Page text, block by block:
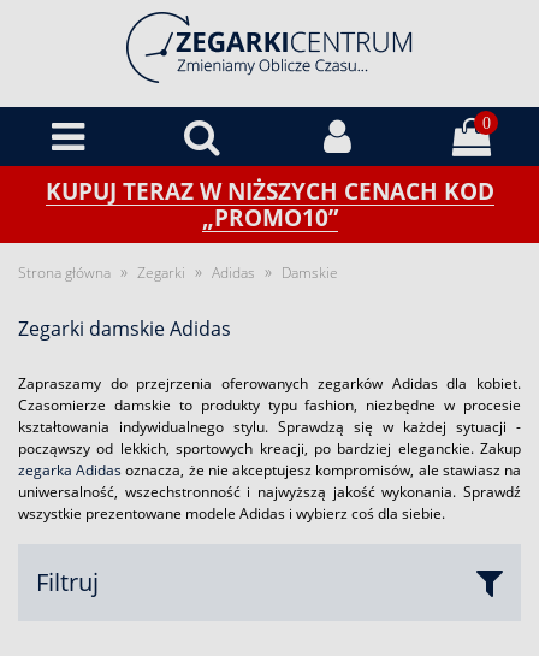
0
KUPUJ TERAZ W NIŻSZYCH CENACH KOD
„PROMO10”
Strona główna » Zegarki » Adidas » Damskie
Zegarki damskie Adidas
Zapraszamy do przejrzenia oferowanych zegarków Adidas dla kobiet.
Czasomierze damskie to produkty typu fashion, niezbędne w procesie
kształtowania indywidualnego stylu. Sprawdzą się w każdej sytuacji -
począwszy od lekkich, sportowych kreacji, po bardziej eleganckie. Zakup
zegarka Adidasoznacza, że nie akceptujesz kompromisów, ale stawiasz na
uniwersalność, wszechstronność i najwyższą jakość wykonania. Sprawdź
wszystkie prezentowane modele Adidas i wybierz coś dla siebie.
Filtruj